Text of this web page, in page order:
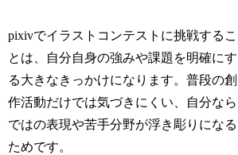
pixivでイラストコンテストに挑戦するこ
とは、自分自身の強みや課題を明確にす
る大きなきっかけになります。普段の創
作活動だけでは気づきにくい、自分なら
ではの表現や苦手分野が浮き彫りになる
ためです。